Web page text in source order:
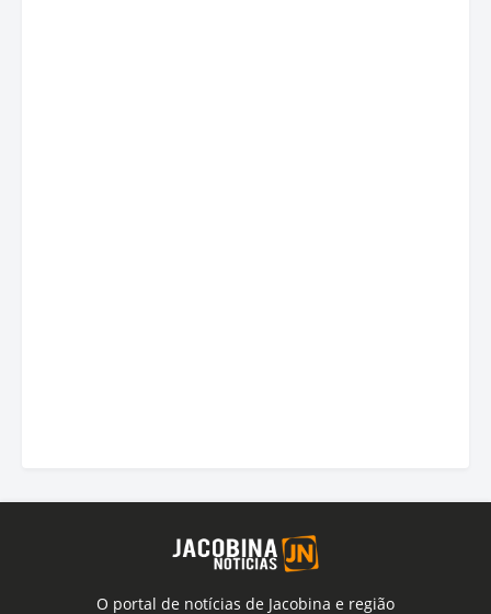
O portal de notícias de Jacobina e região